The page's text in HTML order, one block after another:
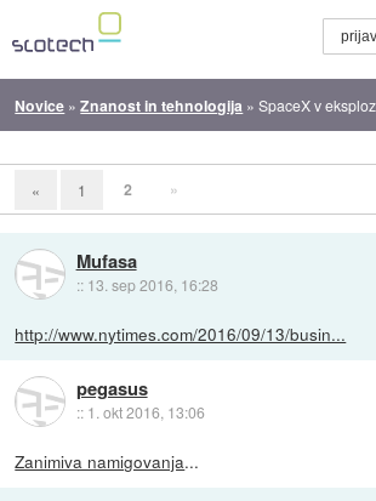
Novice »Znanost in tehnologija »SpaceX v
« 1 2 »
Mufasa
:: 13. sep 2016, 16:28
http://www.nytimes.com/2016/09/13/busin...
pegasus
:: 1. okt 2016, 13:06
Zanimiva namigovanja...